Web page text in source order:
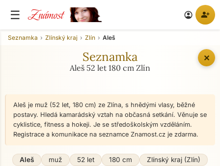
☰ Známost account_circle person_add
✕
Seznamka Zlínský kraj Zlín Aleš
Seznamka
Aleš 52 let 180 cm Zlín
Aleš je muž (52 let, 180 cm) ze Zlína, s hnědými vlasy, běžné
postavy. Hledá kamarádský vztah na občasná setkání. Věnuje se
cyklistice, fitness a hokeji. Je se středoškolským vzděláním.
Registrace a komunikace na seznamce Znamost.cz je zdarma.
Aleš muž 52 let 180 cm
Zlínský kraj (Zlín)